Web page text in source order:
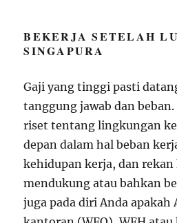
BEKERJA SETELAH
SINGAPURA
Gaji yang tinggi pasti
tanggung jawab dan
riset tentang lingkungan
depan dalam hal beban
kehidupan kerja, dan rekan
mendukung atau bahkan
juga pada diri Anda apakah